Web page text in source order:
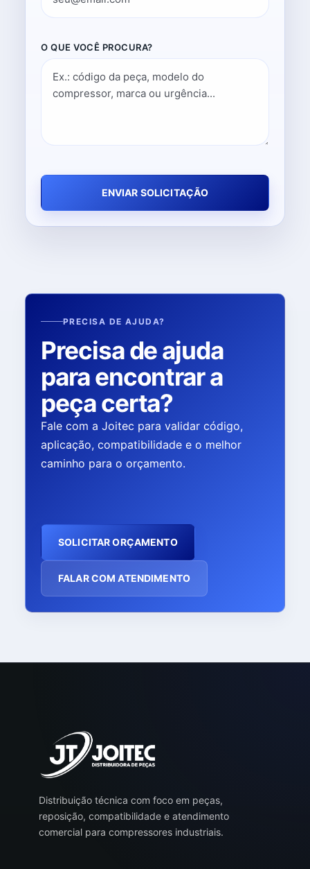
O QUE VOCÊ PROCURA?
ENVIAR SOLICITAÇÃO
PRECISA DE AJUDA?
Precisa de ajuda
para encontrar a
peça certa?
Fale com a Joitec para validar código,
aplicação, compatibilidade e o melhor
caminho para o orçamento.
SOLICITAR ORÇAMENTO
FALAR COM ATENDIMENTO
Distribuição técnica com foco em peças,
reposição, compatibilidade e atendimento
comercial para compressores industriais.